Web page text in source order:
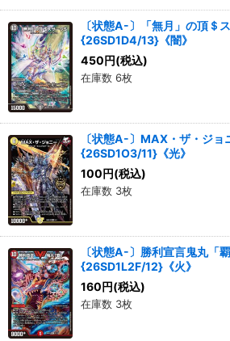
〔状態A-〕「無月」の頂＄
{26SD1D4/13}《闇》
450 円(税込)
在庫数 6枚
〔状態A-〕MAX・ザ・ジョ
{26SD1O3/11}《光》
100 円(税込)
在庫数 3枚
〔状態A-〕勝利宣言鬼丸「
{26SD1L2F/12}《火》
160 円(税込)
在庫数 3枚